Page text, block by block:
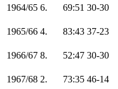
1964/65 6. 69:51 30-30
1965/66 4. 83:43 37-23
1966/67 8. 52:47 30-30
1967/68 2. 73:35 46-14